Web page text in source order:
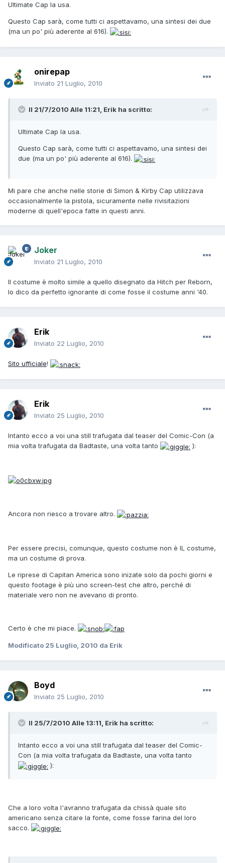
Ultimate Cap la usa.
Questo Cap sarà, come tutti ci aspettavamo, una sintesi dei due
(ma un po' più aderente al 616).
onirepap
Inviato 21 Luglio, 2010
Il 21/7/2010 Alle 11:21, Erik ha scritto:
Ultimate Cap la usa.
Questo Cap sarà, come tutti ci aspettavamo, una sintesi dei
due (ma un po' più aderente al 616).
Mi pare che anche nelle storie di Simon & Kirby Cap utilizzava
occasionalmente la pistola, sicuramente nelle rivisitazioni
moderne di quell'epoca fatte in questi anni.
Joker
Inviato 21 Luglio, 2010
Il costume è molto simile a quello disegnato da Hitch per Reborn,
lo dico da perfetto ignorante di come fosse il costume anni '40.
Erik
Inviato 22 Luglio, 2010
Sito ufficiale!
Erik
Inviato 25 Luglio, 2010
Intanto ecco a voi una still trafugata dal teaser del Comic-Con (a
mia volta trafugata da Badtaste, una volta tanto
):
Ancora non riesco a trovare altro.
Per essere precisi, comunque, questo costume non è IL costume,
ma un costume di prova.
Le riprese di Capitan America sono inizate solo da pochi giorni e
questo footage è più uno screen-test che altro, perché di
materiale vero non ne avevano di pronto.
Certo è che mi piace.
Modificato 25 Luglio, 2010 da Erik
Boyd
Inviato 25 Luglio, 2010
Il 25/7/2010 Alle 13:11, Erik ha scritto:
Intanto ecco a voi una still trafugata dal teaser del Comic-
Con (a mia volta trafugata da Badtaste, una volta tanto
):
Che a loro volta l'avranno trafugata da chissà quale sito
americano senza citare la fonte, come fosse farina del loro
sacco.